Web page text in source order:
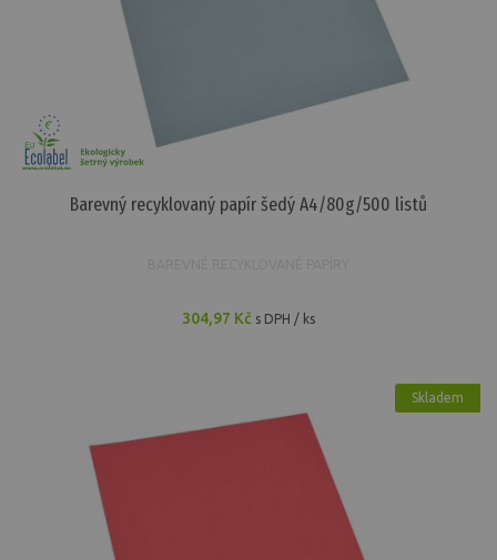
Barevný recyklovaný papír šedý A4/80g/500 listů
304,97 Kč s DPH / ks
Skladem